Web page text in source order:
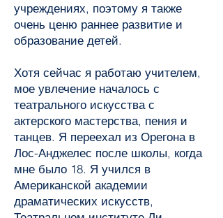
учреждениях, поэтому я также
очень ценю раннее развитие и
образование детей.
Хотя сейчас я работаю учителем,
мое увлечение началось с
театрального искусства с
актерского мастерства, пения и
танцев. Я переехал из Орегона в
Лос-Анджелес после школы, когда
мне было 18. Я учился в
Американской академии
драматических искусств,